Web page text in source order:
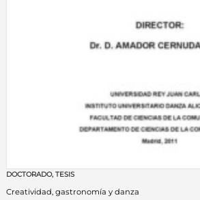
DOCTORADO, TESIS
Creatividad, gastronomía y danza